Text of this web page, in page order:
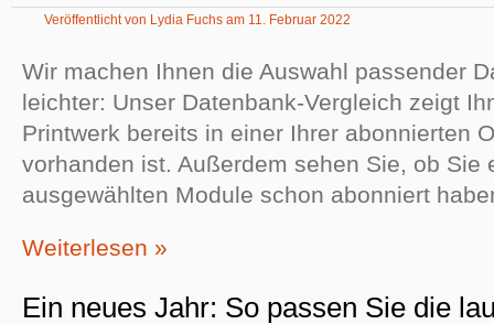
Veröffentlicht von Lydia Fuchs am 11. Februar 2022
Wir machen Ihnen die Auswahl passender
leichter: Unser Datenbank-Vergleich zeigt
Printwerk bereits in einer Ihrer abonnierten
vorhanden ist. Außerdem sehen Sie, ob Sie
ausgewählten Module schon abonniert
Weiterlesen »
Ein neues Jahr: So passen Sie die